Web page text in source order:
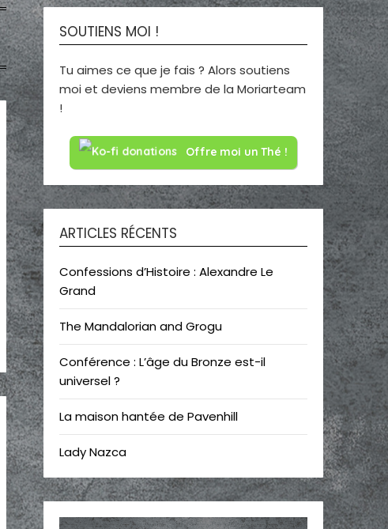
SOUTIENS MOI !
Tu aimes ce que je fais ? Alors soutiens
moi et deviens membre de la Moriarteam
!
Offre moi un Thé !
ARTICLES RÉCENTS
Confessions d’Histoire : Alexandre Le
Grand
The Mandalorian and Grogu
Conférence : L’âge du Bronze est-il
universel ?
La maison hantée de Pavenhill
Lady Nazca